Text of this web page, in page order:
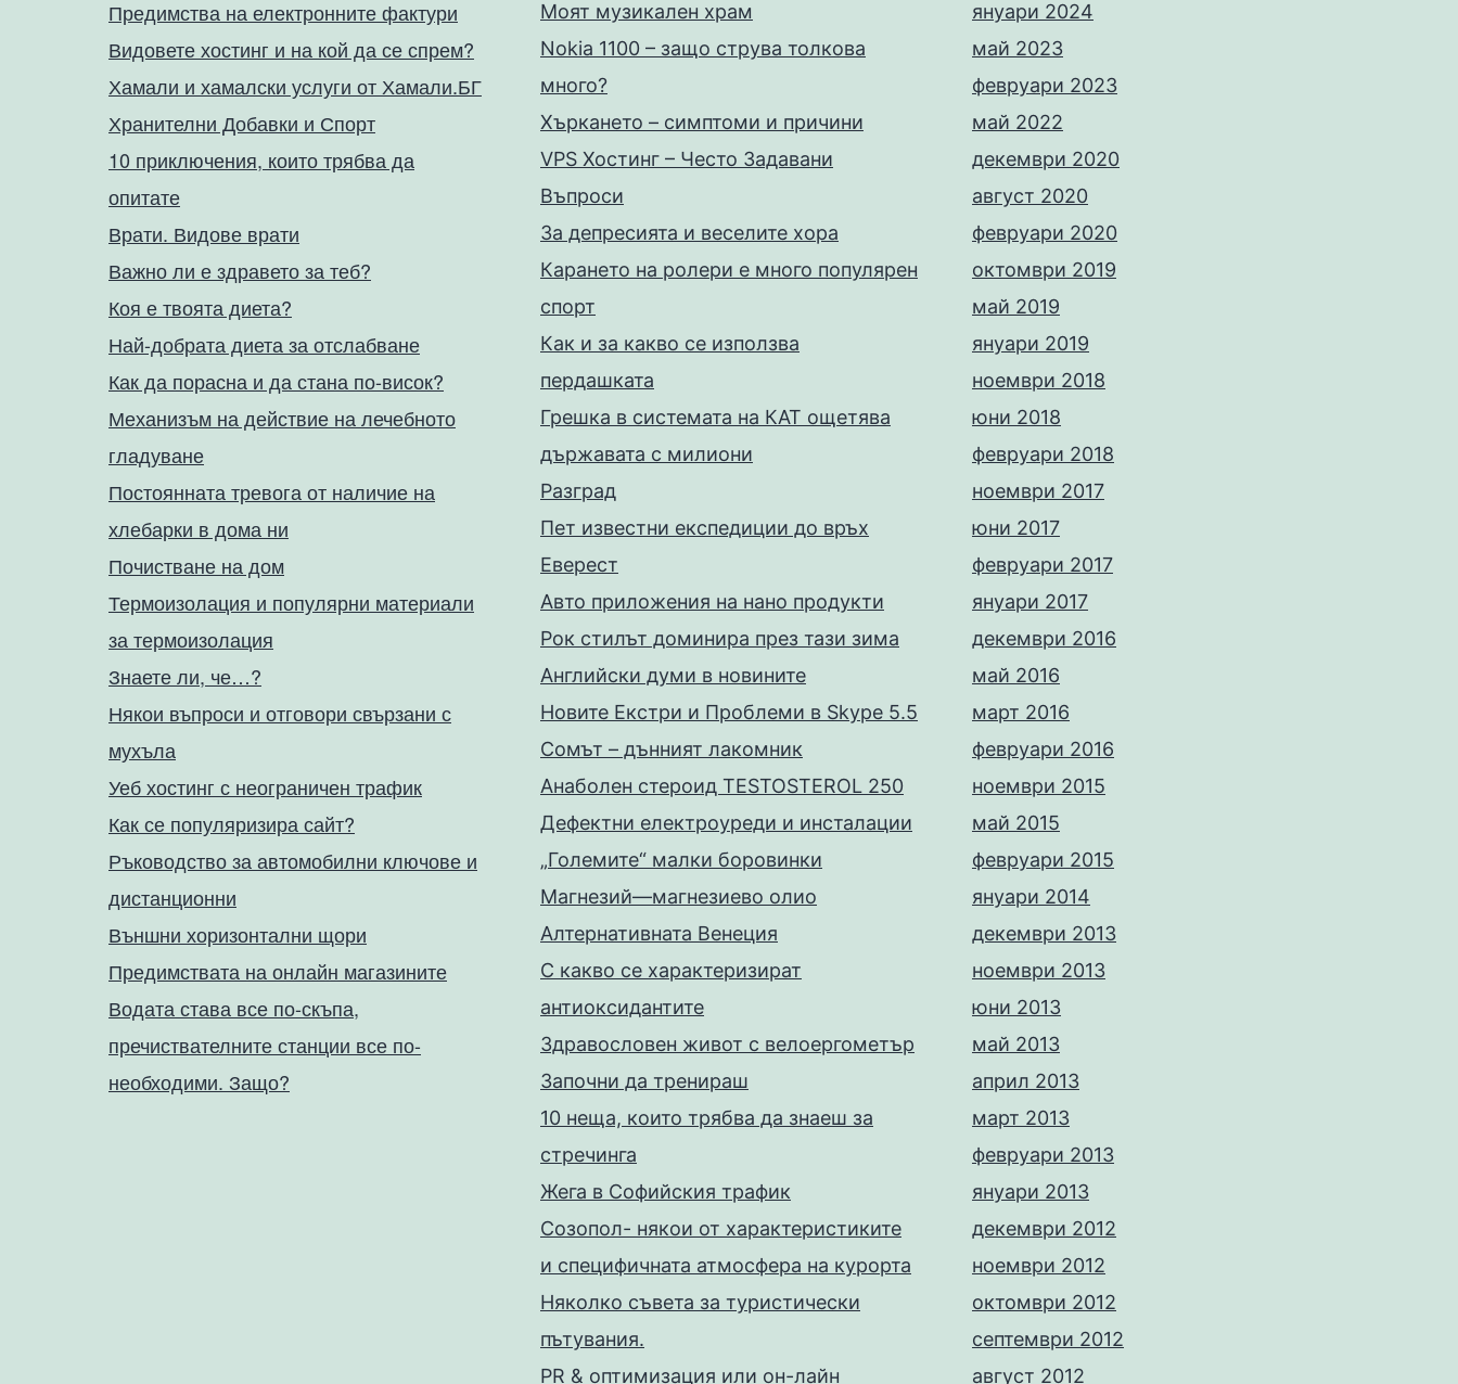
Предимства на електронните фактури
Видовете хостинг и на кой да се спрем?
Хамали и хамалски услуги от Хамали.БГ
Хранителни Добавки и Спорт
10 приключения, които трябва да
опитате
Врати. Видове врати
Важно ли е здравето за теб?
Коя е твоята диета?
Най-добрата диета за отслабване
Как да порасна и да стана по-висок?
Механизъм на действие на лечебното
гладуване
Постоянната тревога от наличие на
хлебарки в дома ни
Почистване на дом
Термоизолация и популярни материали
за термоизолация
Знаете ли, че…?
Някои въпроси и отговори свързани с
мухъла
Уеб хостинг с неограничен трафик
Как се популяризира сайт?
Ръководство за автомобилни ключове и
дистанционни
Външни хоризонтални щори
Предимствата на онлайн магазините
Водата става все по-скъпа,
пречиствателните станции все по-
необходими. Защо?
Моят музикален храм
Nokia 1100 – защо струва толкова
много?
Хъркането – симптоми и причини
VPS Хостинг – Често Задавани
Въпроси
За депресията и веселите хора
Карането на ролери е много популярен
спорт
Как и за какво се използва
пердашката
Грешка в системата на КАТ ощетява
държавата с милиони
Разград
Пет известни експедиции до връх
Еверест
Авто приложения на нано продукти
Рок стилът доминира през тази зима
Английски думи в новините
Новите Екстри и Проблеми в Skype 5.5
Сомът – дънният лакомник
Анаболен стероид TESTOSTEROL 250
Дефектни електроуреди и инсталации
„Големите“ малки боровинки
Магнезий—магнезиево олио
Алтернативната Венеция
С какво се характеризират
антиоксидантите
Здравословен живот с велоергометър
Запoчни да тренираш
10 неща, които трябва да знаеш за
стречинга
Жега в Софийския трафик
Созопол- някои от характеристиките
и специфичната атмосфера на курорта
Няколко съвета за туристически
пътувания.
PR & оптимизация или он-лайн
януари 2024
май 2023
февруари 2023
май 2022
декември 2020
август 2020
февруари 2020
октомври 2019
май 2019
януари 2019
ноември 2018
юни 2018
февруари 2018
ноември 2017
юни 2017
февруари 2017
януари 2017
декември 2016
май 2016
март 2016
февруари 2016
ноември 2015
май 2015
февруари 2015
януари 2014
декември 2013
ноември 2013
юни 2013
май 2013
април 2013
март 2013
февруари 2013
януари 2013
декември 2012
ноември 2012
октомври 2012
септември 2012
август 2012